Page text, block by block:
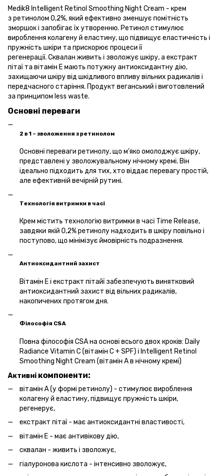
Medik8 Intelligent Retinol Smoothing Night Cream - крем
з ретинолом 0,2%, який ефективно зменшує помітність
зморшок і запобігає їх утворенню. Ретинол стимулює
вироблення колагену й еластину, що підвищує еластичність і
пружність шкіри та прискорює процеси її
регенерації. Сквалан живить і зволожує шкіру, а екстракт
пітаї та вітамін Е мають потужну антиоксидантну дію,
захищаючи шкіру від шкідливого впливу вільних радикалів і
передчасного старіння. Продукт веганський і виготовлений
за принципом less waste.
Основні переваги
2 в 1 – зволоження з ретинолом
Основні переваги ретинолу, що м’яко омолоджує шкіру,
представлені у зволожувальному нічному кремі. Він
ідеально підходить для тих, хто віддає перевагу простій,
але ефективній вечірній рутині.
Технологія витримки в часі
Крем містить технологію витримки в часі Time Release,
завдяки якій 0,2% ретинолу надходить в шкіру повільно і
поступово, що мінімізує ймовірність подразнення.
Антиоксидантний захист
Вітамін Е і екстракт пітайї забезпечують винятковий
антиоксидантний захист від вільних радикалів,
накопичених протягом дня.
Філософія CSA
Повна філософія CSA на основі всього двох кроків: Daily
Radiance Vitamin C (вітамін C + SPF) і Intelligent Retinol
Smoothing Night Cream (вітамін A в нічному кремі)
Активні компоненти:
вітамін А (у формі ретинолу) - стимулює вироблення
колагену й еластину, підвищує пружність шкіри,
регенерує,
екстракт пітаї - має антиоксидантні властивості,
вітамін Е - має антивікову дію,
сквалан - живить і зволожує,
гіалуронова кислота - інтенсивно зволожує,